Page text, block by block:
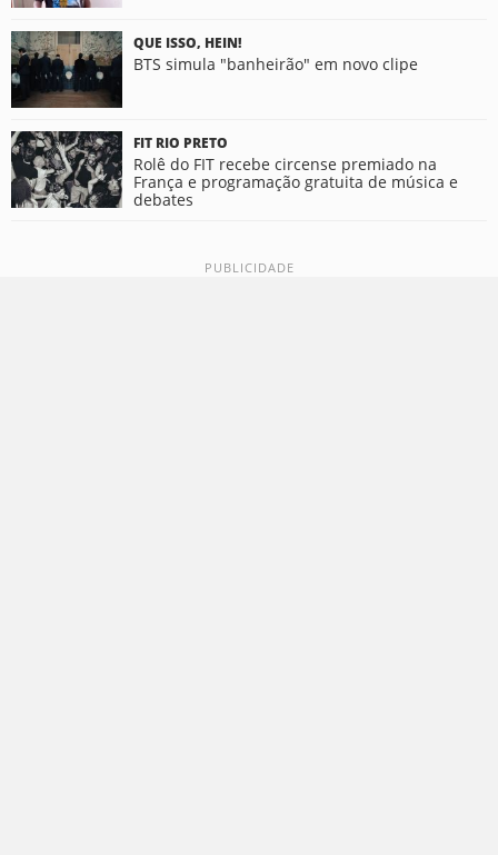
QUE ISSO, HEIN!
BTS simula "banheirão" em novo clipe
FIT RIO PRETO
Rolê do FIT recebe circense premiado na
França e programação gratuita de música e
debates